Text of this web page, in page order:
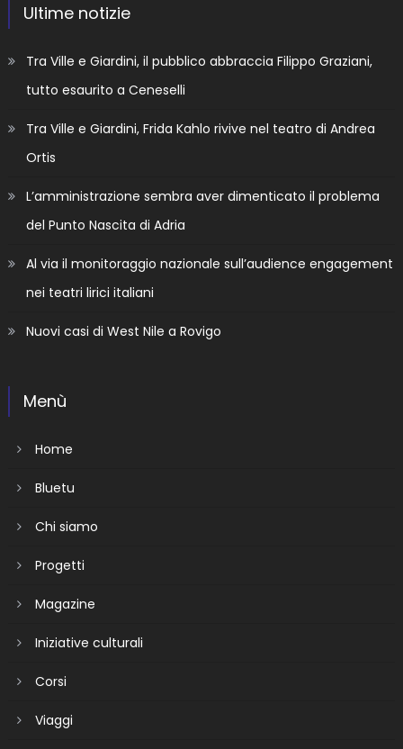
Ultime notizie
Tra Ville e Giardini, il pubblico abbraccia Filippo Graziani,
tutto esaurito a Ceneselli
Tra Ville e Giardini, Frida Kahlo rivive nel teatro di Andrea
Ortis
L’amministrazione sembra aver dimenticato il problema
del Punto Nascita di Adria
Al via il monitoraggio nazionale sull’audience engagement
nei teatri lirici italiani
Nuovi casi di West Nile a Rovigo
Menù
Home
Bluetu
Chi siamo
Progetti
Magazine
Iniziative culturali
Corsi
Viaggi